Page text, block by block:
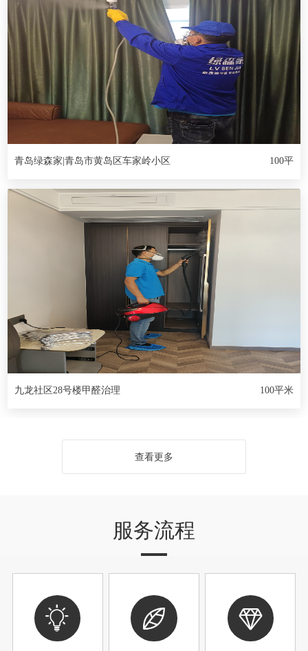
青岛绿森家|青岛市黄岛区车家岭小区 100平
九龙社区28号楼甲醛治理 100平米
查看更多
服务流程